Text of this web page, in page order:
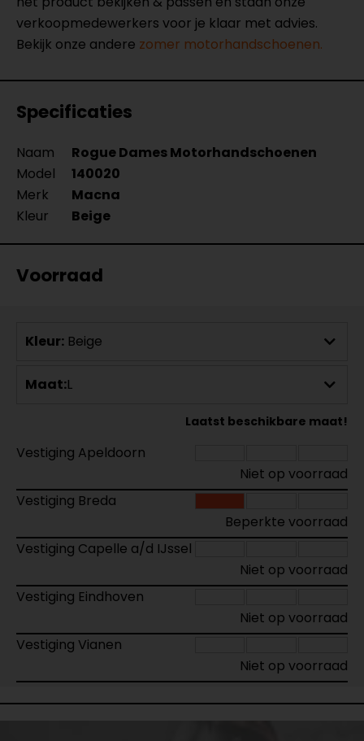
verkoopmedewerkers voor je klaar met advies.
Bekijk onze andere zomer motorhandschoenen.
Specificaties
Naam
Rogue Dames Motorhandschoenen
Model
140020
Merk
Macna
Kleur
Beige
Voorraad
Kleur: Beige
Maat:L
Laatst beschikbare maat!
Vestiging Apeldoorn
Niet op voorraad
Vestiging Breda
Beperkte voorraad
Vestiging Capelle a/d IJssel
Niet op voorraad
Vestiging Eindhoven
Niet op voorraad
Vestiging Vianen
Niet op voorraad